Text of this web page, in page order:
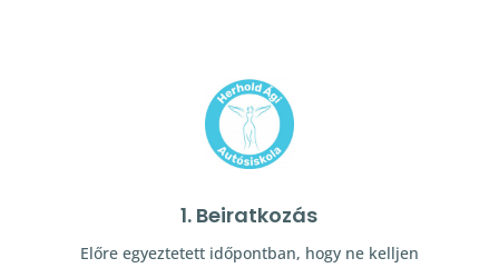
1. Beiratkozás
Előre egyeztetett időpontban, hogy ne kelljen